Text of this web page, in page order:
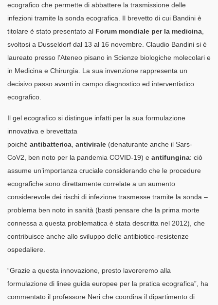
ecografico che permette di abbattere la trasmissione delle
infezioni tramite la sonda ecografica. Il brevetto di cui Bandini è
titolare è stato presentato al Forum mondiale per la medicina
svoltosi a Dusseldorf dal 13 al 16 novembre. Claudio Bandini si è
laureato presso l’Ateneo pisano in Scienze biologiche molecolari e
in Medicina e Chirurgia. La sua invenzione rappresenta un
decisivo passo avanti in campo diagnostico ed interventistico
ecografico.
Il gel ecografico si distingue infatti per la sua formulazione
innovativa e brevettata
poiché antibatterica antivirale (denaturante anche il Sars-
CoV2, ben noto per la pandemia COVID-19) e antifungina: ciò
assume un’importanza cruciale considerando che le procedure
ecografiche sono direttamente correlate a un aumento
considerevole dei rischi di infezione trasmesse tramite la sonda –
problema ben noto in sanità (basti pensare che la prima morte
connessa a questa problematica è stata descritta nel 2012), che
contribuisce anche allo sviluppo delle antibiotico-resistenze
ospedaliere.
“Grazie a questa innovazione, presto lavoreremo alla
formulazione di linee guida europee per la pratica ecografica”, ha
commentato il professore Neri che coordina il dipartimento di